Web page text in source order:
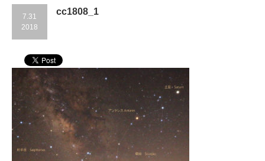
7.31
2018
cc1808_1